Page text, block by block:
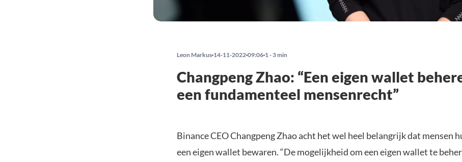
Leon Markus 14-11-2022 09:06 1 - 3 min
Changpeng Zhao: “Een eigen wallet
een fundamenteel mensenrecht”
Binance CEO Changpeng Zhao acht het wel heel belangrijk dat mensen
een eigen wallet bewaren. “De mogelijkheid om een eigen wallet te